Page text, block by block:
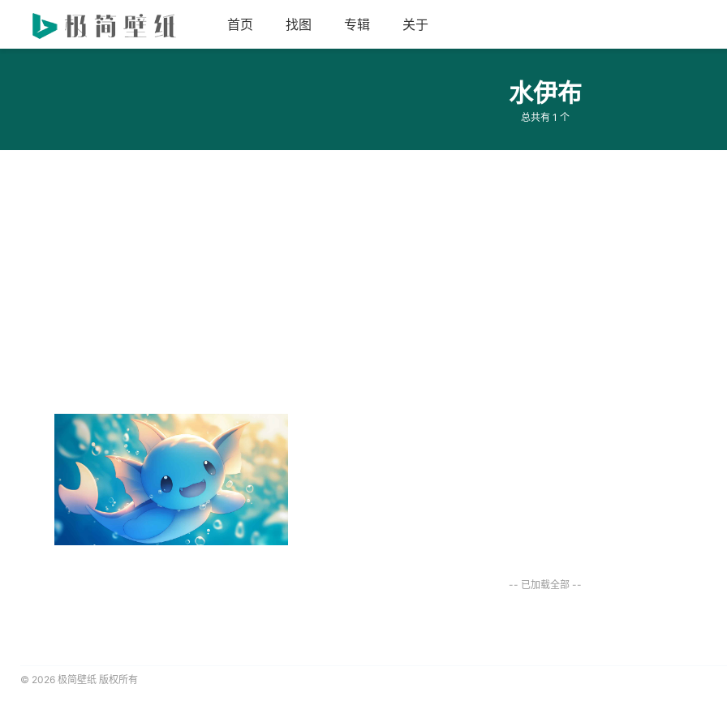
首页 找图 专辑 关于
水伊布
总共有 1 个
-- 已加载全部 --
© 2026 极简壁纸 版权所有